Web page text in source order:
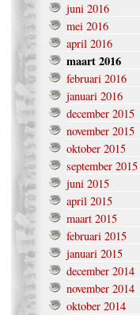
juni 2016
mei 2016
april 2016
maart 2016
februari 2016
januari 2016
december 2015
november 2015
oktober 2015
september 2015
juni 2015
april 2015
maart 2015
februari 2015
januari 2015
december 2014
november 2014
oktober 2014